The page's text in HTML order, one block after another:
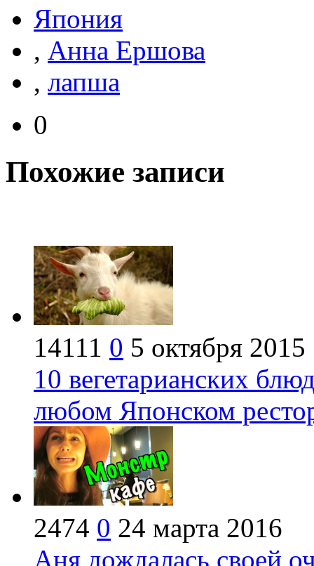
Япония
, Анна Ершова
, лапша
0
Похожие записи
14111 0 5 октября 2015
10 вегетарианских
любом Японском
2474 0 24 марта 2016
Аня дождалась своей